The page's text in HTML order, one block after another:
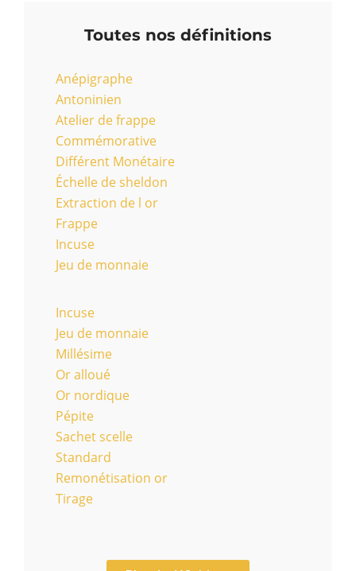
Toutes nos définitions
Anépigraphe
Antoninien
Atelier de frappe
Commémorative
Différent Monétaire
Échelle de sheldon
Extraction de l or
Frappe
Incuse
Jeu de monnaie
Incuse
Jeu de monnaie
Millésime
Or alloué
Or nordique
Pépite
Sachet scelle
Standard
Remonétisation or
Tirage